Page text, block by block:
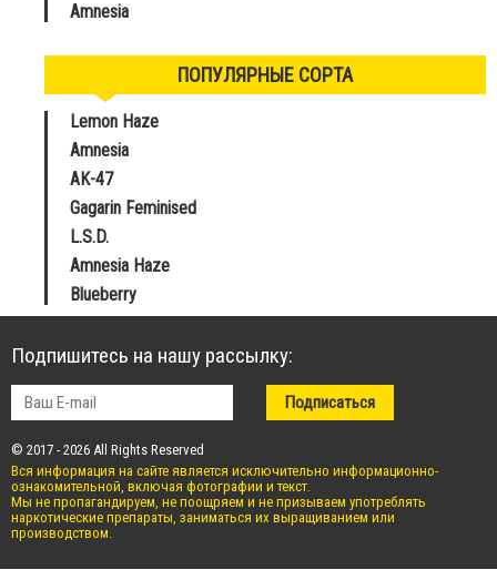
Amnesia
ПОПУЛЯРНЫЕ СОРТА
Lemon Haze
Amnesia
AK-47
Gagarin Feminised
L.S.D.
Amnesia Haze
Blueberry
Подпишитесь на нашу рассылку:
© 2017 - 2026 All Rights Reserved
Вся информация на сайте является исключительно информационно-
ознакомительной, включая фотографии и текст.
Мы не пропагандируем, не поощряем и не призываем употреблять
наркотические препараты, заниматься их выращиванием или
производством.